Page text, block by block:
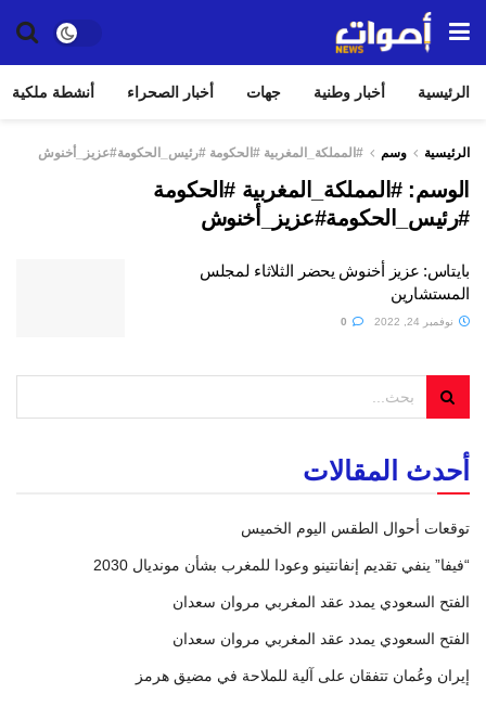
الرئيسية أخبار وطنية جهات أخبار الصحراء أنشطة ملكية
الرئيسية وسم #المملكة_المغربية #الحكومة #رئيس_الحكومة#عزيز_أخنوش
الوسم:#المملكة_المغربية #الحكومة
#رئيس_الحكومة#عزيز_أخنوش
بايتاس: عزيز أخنوش يحضر الثلاثاء لمجلس
المستشارين
نوفمبر 24, 2022
أحدث المقالات
توقعات أحوال الطقس اليوم الخميس
“فيفا” ينفي تقديم إنفانتينو وعودا للمغرب بشأن مونديال 2030
الفتح السعودي يمدد عقد المغربي مروان سعدان
الفتح السعودي يمدد عقد المغربي مروان سعدان
إيران وعُمان تتفقان على آلية للملاحة في مضيق هرمز